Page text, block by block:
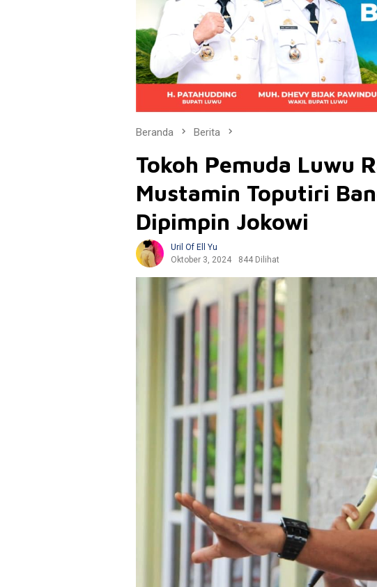
Beranda Berita
Tokoh Pemuda Luwu
Mustamin Toputiri
Dipimpin Jokowi
Uril Of Ell Yu
Oktober 3, 2024
844 Dilihat